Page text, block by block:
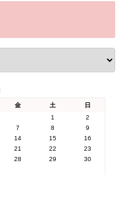
金 土
日
1
2
7 8
9
14 15
16
21 22
23
28 29
30